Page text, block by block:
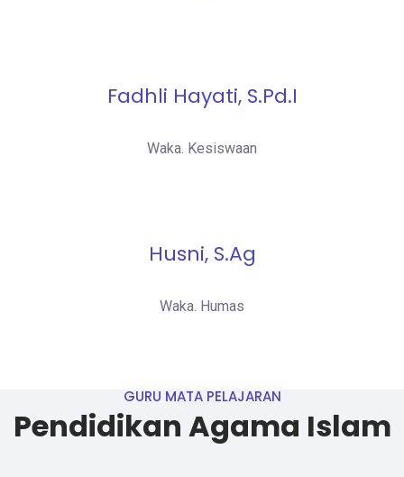
Fadhli Hayati, S.Pd.I
Waka. Kesiswaan
Husni, S.Ag
Waka. Humas
GURU MATA PELAJARAN
Pendidikan Agama Islam